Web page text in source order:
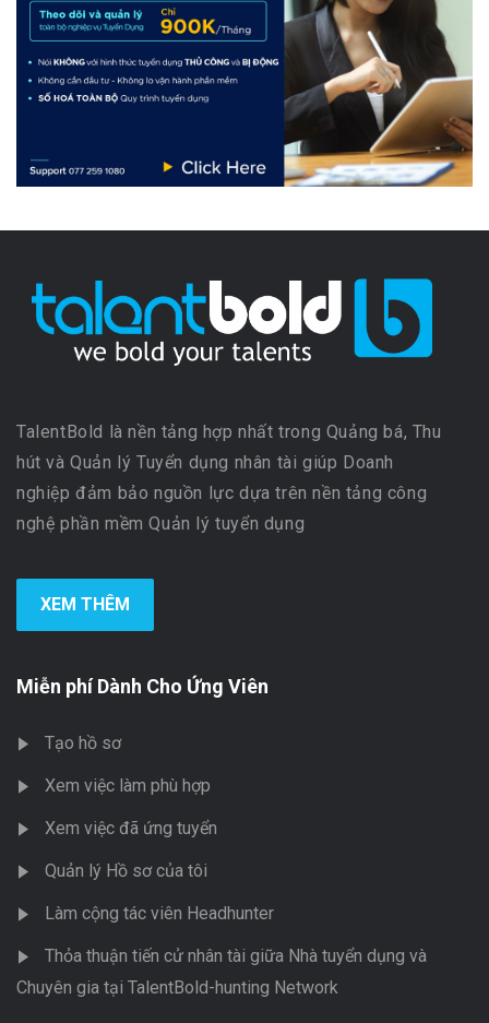
TalentBold là nền tảng hợp nhất trong Quảng bá, Thu
hút và Quản lý Tuyển dụng nhân tài giúp Doanh
nghiệp đảm bảo nguồn lực dựa trên nền tảng công
nghệ phần mềm Quản lý tuyển dụng
XEM THÊM
Miễn phí Dành Cho Ứng Viên
Tạo hồ sơ
Xem việc làm phù hợp
Xem việc đã ứng tuyển
Quản lý Hồ sơ của tôi
Làm cộng tác viên Headhunter
Thỏa thuận tiến cử nhân tài giữa Nhà tuyển dụng và
Chuyên gia tại TalentBold-hunting Network